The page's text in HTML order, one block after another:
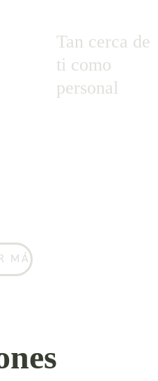
Tan cerca de
ti como
personal
MÁS